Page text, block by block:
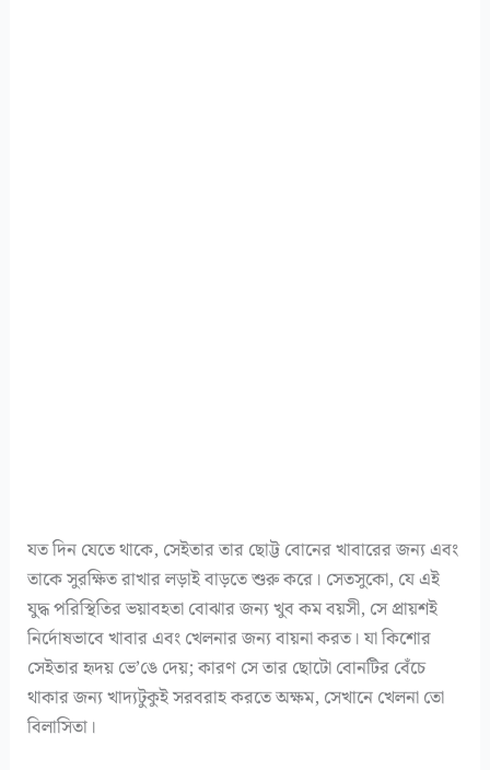
যত দিন যেতে থাকে, সেইতার তার ছোট্ট বোনের খাবারের জন্য এবং
তাকে সুরক্ষিত রাখার লড়াই বাড়তে শুরু করে। সেতসুকো, যে এই
যুদ্ধ পরিস্থিতির ভয়াবহতা বোঝার জন্য খুব কম বয়সী, সে প্রায়শই
নির্দোষভাবে খাবার এবং খেলনার জন্য বায়না করত। যা কিশোর
সেইতার হৃদয় ভে’ঙে দেয়; কারণ সে তার ছোটো বোনটির বেঁচে
থাকার জন্য খাদ্যটুকুই সরবরাহ করতে অক্ষম, সেখানে খেলনা তো
বিলাসিতা।